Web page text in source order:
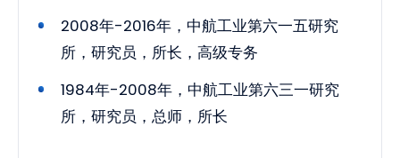
2008年-2016年，中航工业第六一五研究
所，研究员，所长，高级专务
1984年-2008年，中航工业第六三一研究
所，研究员，总师，所长